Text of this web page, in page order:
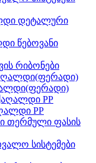
დეტალური
წებოვანი
რიბონები
PP
თერმული ფასის